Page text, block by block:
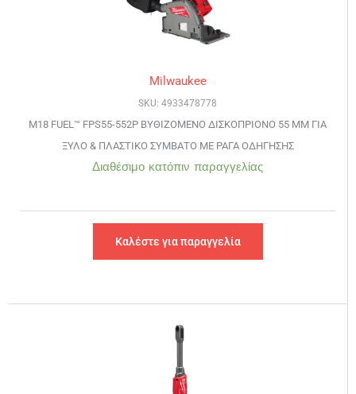
Milwaukee
SKU: 4933478778
M18 FUEL™ FPS55-552P ΒΥΘΙΖΟΜΕΝΟ ΔΙΣΚΟΠΡΙΟΝΟ 55 ΜΜ ΓΙΑ
ΞΥΛΟ & ΠΛΑΣΤΙΚΟ ΣΥΜΒΑΤΟ ΜΕ ΡΑΓΑ ΟΔΗΓΗΣΗΣ
Διαθέσιμο κατόπιν παραγγελίας
Καλέστε για παραγγελία